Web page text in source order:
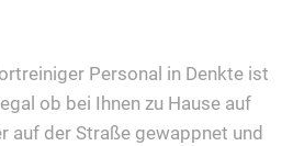
Personal in Denkte ist
ob bei Ihnen zu Hause auf
auf der Straße gewappnet und